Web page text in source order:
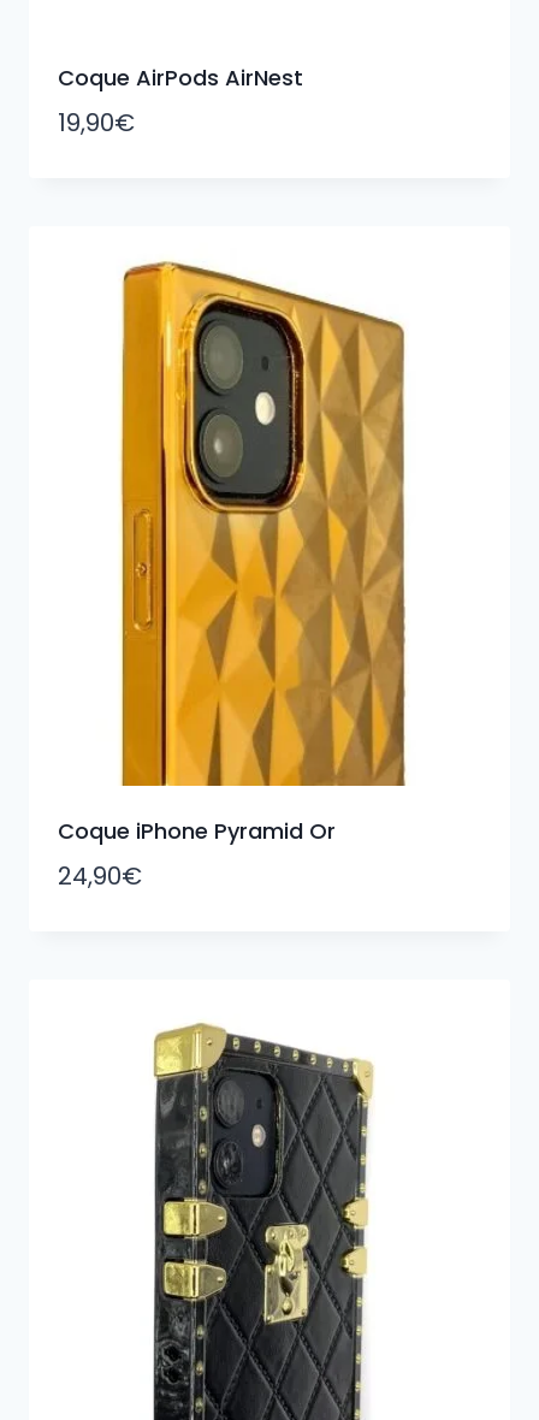
Coque AirPods AirNest
19,90€
Coque iPhone Pyramid Or
24,90€